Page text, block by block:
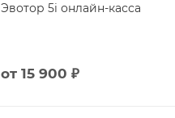
Эвотор 5i онлайн-касса
от 15 900 ₽